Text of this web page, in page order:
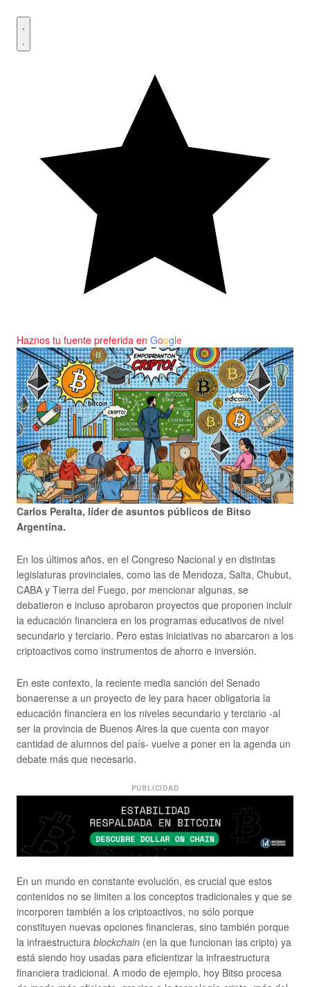
Haznos tu fuente preferida en Google
Carlos Peralta, líder de asuntos públicos de Bitso
Argentina.
En los últimos años, en el Congreso Nacional y en distintas
legislaturas provinciales, como las de Mendoza, Salta, Chubut,
CABA y Tierra del Fuego, por mencionar algunas, se
debatieron e incluso aprobaron proyectos que proponen incluir
la educación financiera en los programas educativos de nivel
secundario y terciario. Pero estas iniciativas no abarcaron a los
criptoactivos como instrumentos de ahorro e inversión.
En este contexto, la reciente media sanción del Senado
bonaerense a un proyecto de ley para hacer obligatoria la
educación financiera en los niveles secundario y terciario -al
ser la provincia de Buenos Aires la que cuenta con mayor
cantidad de alumnos del país- vuelve a poner en la agenda un
debate más que necesario.
PUBLICIDAD
En un mundo en constante evolución, es crucial que estos
contenidos no se limiten a los conceptos tradicionales y que se
incorporen también a los criptoactivos, no sólo porque
constituyen nuevas opciones financieras, sino también porque
la infraestructura blockchain (en la que funcionan las cripto) ya
está siendo hoy usadas para eficientizar la infraestructura
financiera tradicional. A modo de ejemplo, hoy Bitso procesa